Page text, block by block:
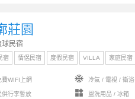
莊園
球民宿
宿 情侶民宿 度假民宿 VILLA 家庭民宿
費WIFI上網
供行李暫放
ac_unit 冷氣 / 電視 / 衛浴
widgets 盥洗用品 / 冰箱